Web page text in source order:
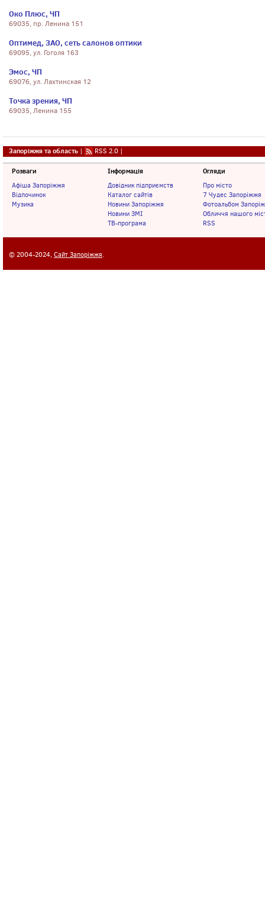
Око Плюс, ЧП
69035, пр. Ленина 151
Оптимед, ЗАО, сеть салонов оптики
69095, ул. Гоголя 163
Эмос, ЧП
69076, ул. Лахтинская 12
Точка зрения, ЧП
69035, Ленина 155
Запоріжжя та область | RSS 2.0 |
Розваги
Афіша Запоріжжя
Відпочинок
Музика
Інформація
Довідник підприємств
Каталог сайтів
Новини Запоріжжя
Новини ЗМІ
ТВ-програма
Огляди
Про місто
7 Чудес Запоріжжя
Фотоальбом
Обличчя нашого
RSS
© 2004-2024, Сайт Запоріжжя.